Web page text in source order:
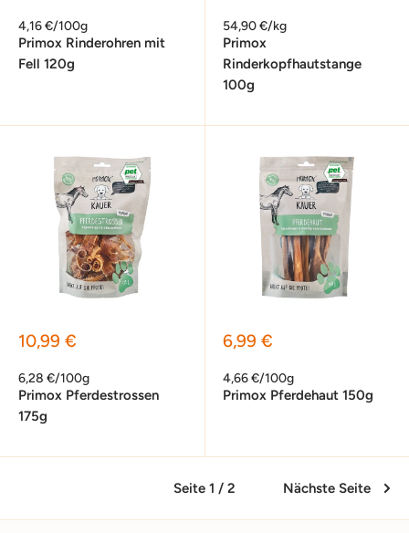
4,16 €/100g
Primox Rinderohren mit
Fell 120g
54,90 €/kg
Primox
Rinderkopfhautstange
100g
Sonderpreis
10,99 €
6,28 €/100g
Primox Pferdestrossen
175g
Sonderpreis
6,99 €
4,66 €/100g
Primox Pferdehaut 150g
Seite 1 / 2 Nächste Seite